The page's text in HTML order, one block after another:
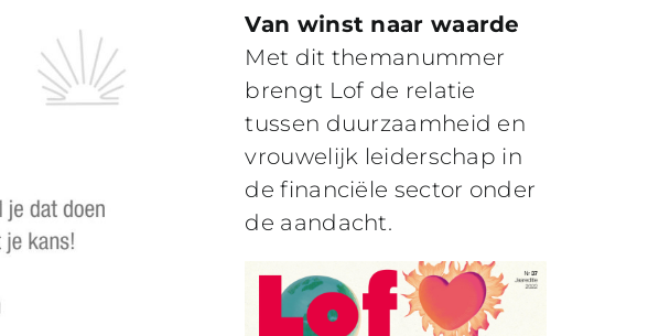
Van winst naar waarde
Met dit themanummer
brengt Lof de relatie
tussen duurzaamheid en
vrouwelijk leiderschap in
de financiële sector onder
de aandacht.